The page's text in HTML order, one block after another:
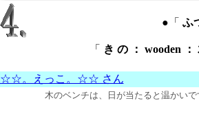
●「 ふ
「 き の ： wooden ：
☆☆。えっこ。☆☆ さん
木のベンチは、日が当たると温かいで